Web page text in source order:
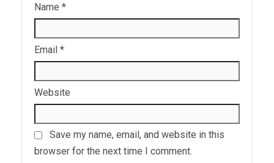
Name *
Email *
Website
Save my name, email, and website in this
browser for the next time I comment.